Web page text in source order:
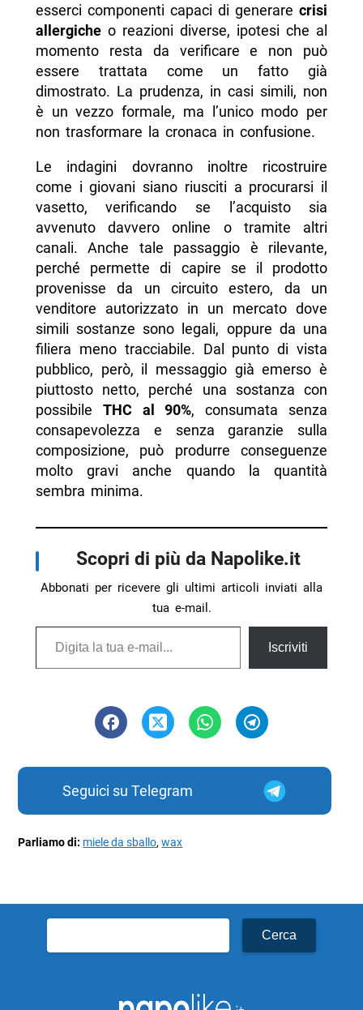
esserci componenti capaci di generarecrisi
allergicheo reazioni diverse, ipotesi che al
momento resta da verificare e non può
essere trattata come un fatto già
dimostrato. La prudenza, in casi simili, non
è un vezzo formale, ma l’unico modo per
non trasformare la cronaca in confusione.
Le indagini dovranno inoltre ricostruire
come i giovani siano riusciti a procurarsi il
vasetto, verificando se l’acquisto sia
avvenuto davvero online o tramite altri
canali. Anche tale passaggio è rilevante,
perché permette di capire se il prodotto
provenisse da un circuito estero, da un
venditore autorizzato in un mercato dove
simili sostanze sono legali, oppure da una
filiera meno tracciabile. Dal punto di vista
pubblico, però, il messaggio già emerso è
piuttosto netto, perché una sostanza con
possibile THC al 90%, consumata senza
consapevolezza e senza garanzie sulla
composizione, può produrre conseguenze
molto gravi anche quando la quantità
sembra minima.
Scopri di più da Napolike.it
Abbonati per ricevere gli ultimi articoli inviati alla
tua e-mail.
Digita la tua e-mail...
Iscriviti
Seguici su Telegram
Parliamo di: miele da sballo,wax
per: